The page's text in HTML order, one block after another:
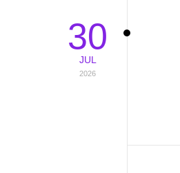
30
JUL
2026